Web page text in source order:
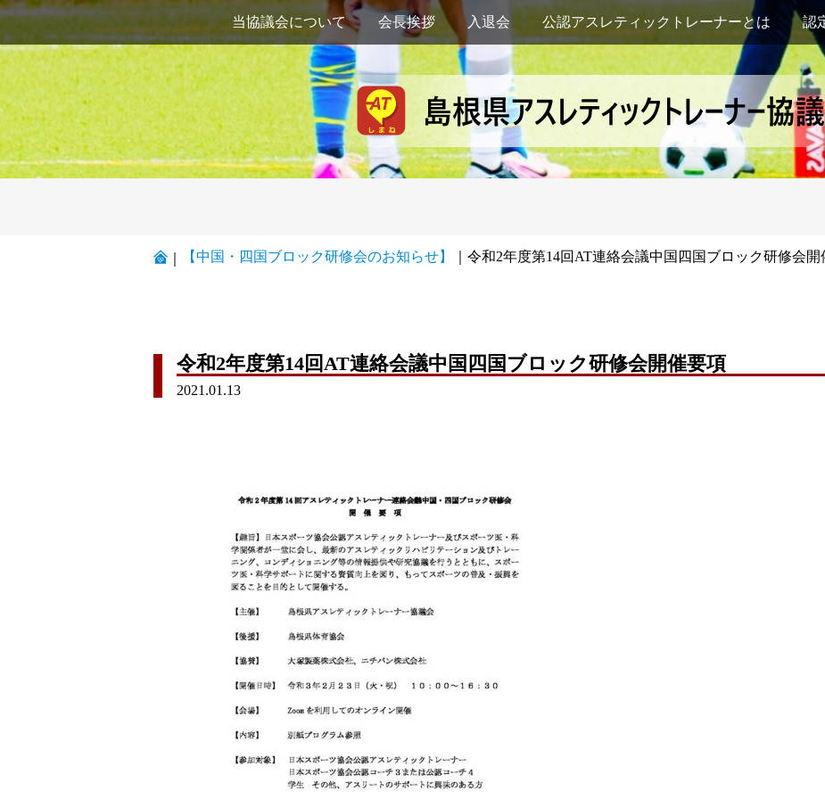
当協議会について 会長挨拶 入退会 公認アスレティックトレーナーとは 認
【中国・四国ブロック研修会のお知らせ】 令和2年度第14回AT連絡会議中国四国ブロック研修会開
令和2年度第14回AT連絡会議中国四国ブロック研修会開催要項
2021.01.13